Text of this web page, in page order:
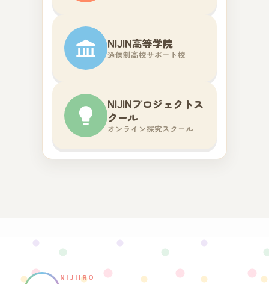
NIJIN高等学院
通信制高校サポート校
NIJINプロジェクトス
クール
オンライン探究スクール
NIJIIRO